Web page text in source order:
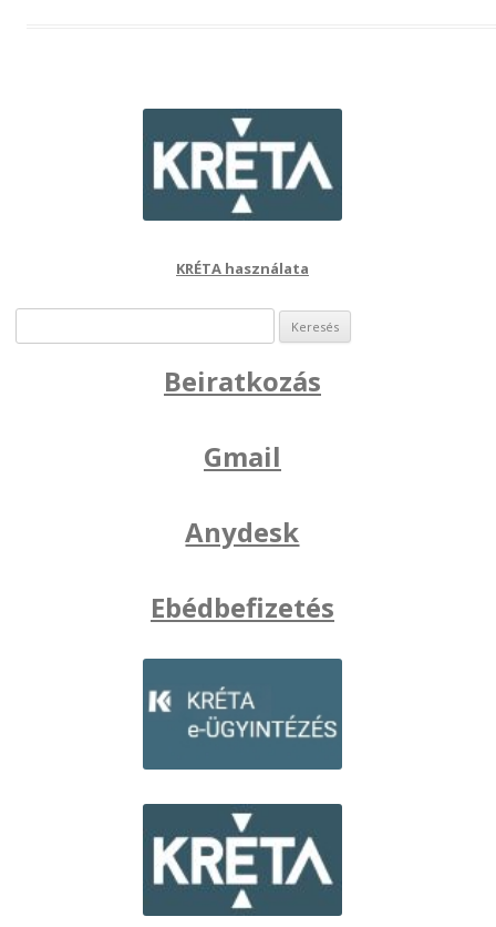
KRÉTA használata
Beiratkozás
Gmail
Anydesk
Ebédbefizetés